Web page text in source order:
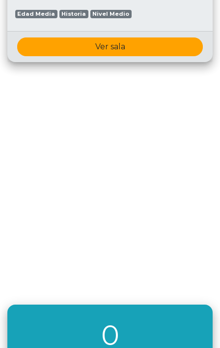
Edad Media Historia Nivel Medio
Ver sala
0